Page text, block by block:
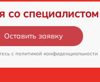
со специалистом
Оставить заявку
c политикой конфиденциальности